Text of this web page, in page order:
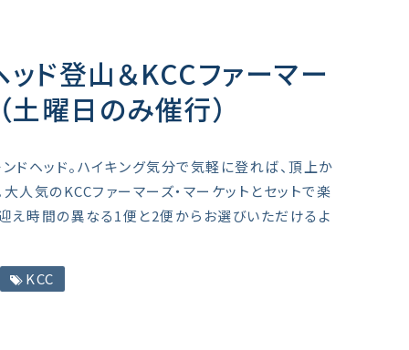
ド登山＆KCCファーマー
土曜日のみ催行）
ドヘッド。ハイキング気分で気軽に登れば、頂上か
人気のKCCファーマーズ・マーケットとセットで楽
え時間の異なる1便と2便からお選びいただけるよ
KCC